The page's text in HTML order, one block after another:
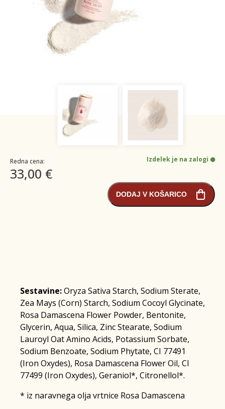
Redna cena:
33,00 €
Izdelek je na zalogi
DODAJ V KOŠARICO
Sestavine:Oryza Sativa Starch, Sodium Sterate,
Zea Mays (Corn) Starch, Sodium Cocoyl Glycinate,
Rosa Damascena Flower Powder, Bentonite,
Glycerin, Aqua, Silica, Zinc Stearate, Sodium
Lauroyl Oat Amino Acids, Potassium Sorbate,
Sodium Benzoate, Sodium Phytate, CI 77491
(Iron Oxydes), Rosa Damascena Flower Oil, CI
77499 (Iron Oxydes), Geraniol*, Citronellol*.
* iz naravnega olja vrtnice Rosa Damascena